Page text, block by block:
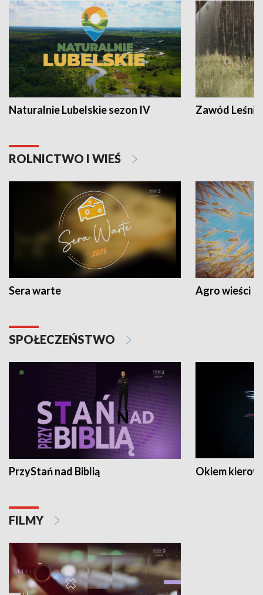
Naturalnie Lubelskie sezon IV Zawód Leśnik
ROLNICTWO I WIEŚ
Sera warte Agro wieści
SPOŁECZEŃSTWO
PrzyStań nad Biblią Okiem
FILMY